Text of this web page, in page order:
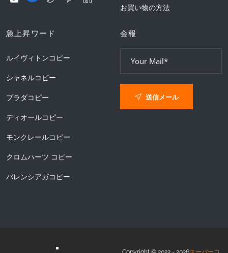
お買い物の方法
急上昇ワード
ルイヴィトンコピー
シャネルコピー
プラダコピー
ディオールコピー
モンクレールコピー
クロムハーツ コピー
バレンシアガコピー
会報
送信メール